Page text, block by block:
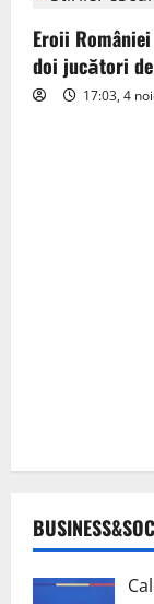
Eroii
doi jucători
17:03, 4